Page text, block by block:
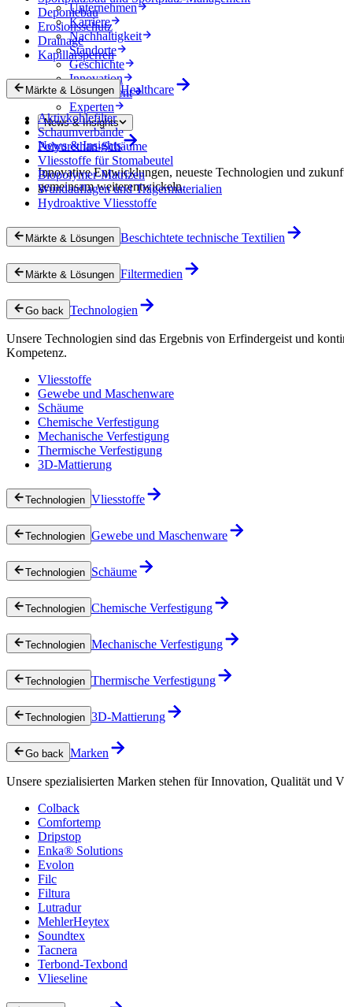
Unternehmen
Karriere
Nachhaltigkeit
Standorte
Geschichte
Innovation
Procurement
Experten
News & Insights
News & Insights
Innovative Entwicklungen, neueste Technologien und
gemeinsam weiterentwickeln.
Deponiebau
Erosionsschutz
Drainage
Kapillarsperren
Märkte & Lösungen Healthcare
Aktivkohlefilter
Schaumverbände
Polyurethan-Schäume
Vliesstoffe für Stomabeutel
Biopolymer-Matrizen
Wundauflagen und Trägermaterialien
Hydroaktive Vliesstoffe
Märkte & Lösungen Beschichtete technische Textilien
Märkte & Lösungen Filtermedien
Go back Technologien
Unsere Technologien sind das Ergebnis von Erfindergeist und
Kompetenz.
Vliesstoffe
Gewebe und Maschenware
Schäume
Chemische Verfestigung
Mechanische Verfestigung
Thermische Verfestigung
3D-Mattierung
Technologien Vliesstoffe
Technologien Gewebe und Maschenware
Technologien Schäume
Technologien Chemische Verfestigung
Technologien Mechanische Verfestigung
Technologien Thermische Verfestigung
Technologien 3D-Mattierung
Go back Marken
Unsere spezialisierten Marken stehen für Innovation, Qualität und
Colback
Comfortemp
Dripstop
Enka® Solutions
Evolon
Filc
Filtura
Lutradur
MehlerHeytex
Soundtex
Tacnera
Terbond-Texbond
Vlieseline